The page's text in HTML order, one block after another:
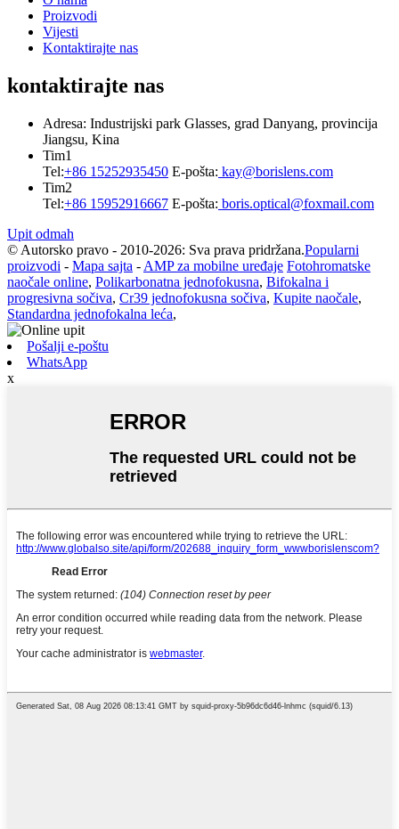
Proizvodi
Vijesti
Kontaktirajte nas
kontaktirajte nas
Adresa: Industrijski park Glasses, grad Danyang, provincija
Jiangsu, Kina
Tim1
Tel:+86 15252935450 E-pošta: kay@borislens.com
Tim2
Tel:+86 15952916667 E-pošta: boris.optical@foxmail.com
Upit odmah
© Autorsko pravo - 2010-2026: Sva prava pridržana.Popularni
proizvodi - Mapa sajta - AMP za mobilne uređaje Fotohromatske
naočale online, Polikarbonatna jednofokusna, Bifokalna i
progresivna sočiva, Cr39 jednofokusna sočiva, Kupite naočale,
Standardna jednofokalna leća,
Pošalji e-poštu
WhatsApp
x